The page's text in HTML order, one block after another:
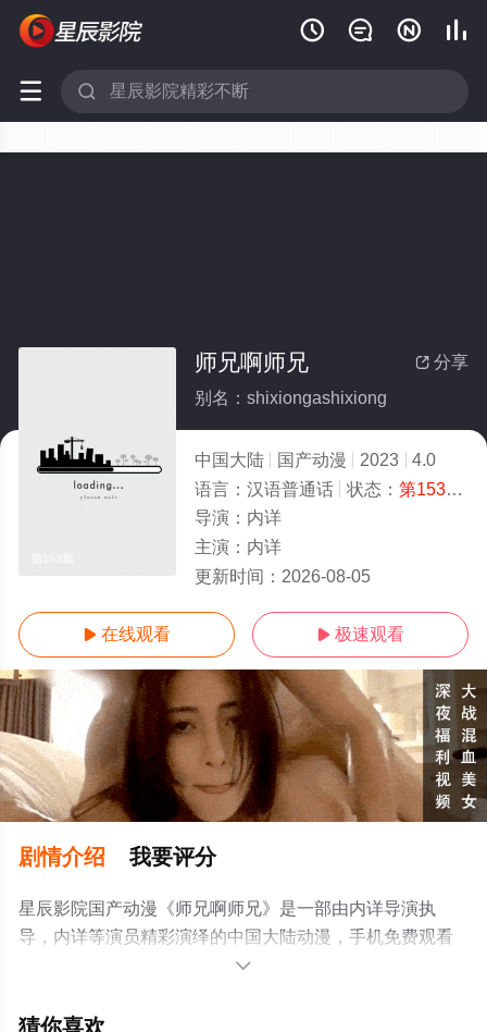
   
 
 分享
师兄啊师兄
别名：shixiongashixiong
中国大陆 国产动漫 2023
4.0
语言： 汉语普通话 状态： 第153集
导演： 内详
主演： 内详
更新时间： 2026-08-05
 在线观看  极速观看
剧情介绍 我要评分
星辰影院国产动漫《师兄啊师兄》是一部由内详导演执
导，内详等演员精彩演绎的中国大陆动漫，手机免费观看
高清无删减完整版动漫全集就上星辰电影网，更多相关信

猜你喜欢